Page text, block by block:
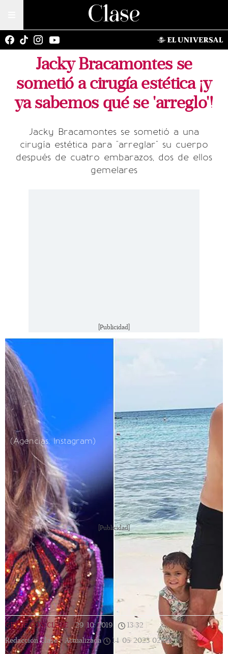
Jacky Bracamontes se
sometió a cirugía estética ¡y
ya sabemos qué se 'arreglo'!
Jacky Bracamontes se sometió a una
cirugía estética para "arreglar" su cuerpo
después de cuatro embarazos, dos de ellos
gemelares
[Publicidad]
(Agencias, Instagram)
[Publicidad]
GENTE CON CLASE | 29/10/2019 13:32
Redacción Clase | Actualizada 14/05/2023 02:03